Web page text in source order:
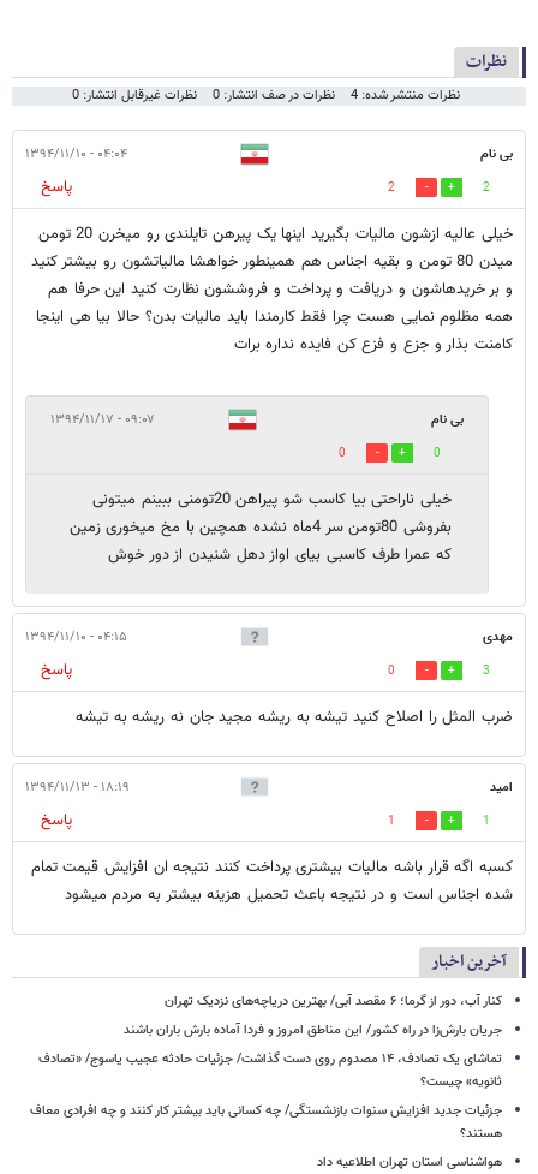
نظرات
نظرات منتشر شده: 4 نظرات در صف انتشار: 0 نظرات غیرقابل انتشار: 0
بی نام ۰۴:۰۴ - ۱۳۹۴/۱۱/۱۰
2
2
پاسخ
خیلی عالیه ازشون مالیات بگیرید اینها یک پیرهن تایلندی رو میخرن 20 تومن
میدن 80 تومن و بقیه اجناس هم همینطور خواهشا مالیاتشون رو بیشتر کنید
و بر خریدهاشون و دریافت و پرداخت و فروششون نظارت کنید این حرفا هم
همه مظلوم نمایی هست چرا فقط کارمندا باید مالیات بدن؟ حالا بیا هی اینجا
کامنت بذار و جزع و فزع کن فایده نداره برات
بی نام ۰۹:۰۷ - ۱۳۹۴/۱۱/۱۷
0
0
خیلی ناراحتی بیا کاسب شو پیراهن 20تومنی ببینم میتونی
بفروشی 80تومن سر 4ماه نشده همچین با مخ میخوری زمین
که عمرا طرف کاسبی بیای اواز دهل شنیدن از دور خوش
مهدی ۰۴:۱۵ - ۱۳۹۴/۱۱/۱۰
3
0
پاسخ
ضرب المثل را اصلاح کنید تیشه به ریشه مجید جان نه ریشه به تیشه
امید ۱۸:۱۹ - ۱۳۹۴/۱۱/۱۳
1
1
پاسخ
کسبه اگه قرار باشه مالیات بیشتری پرداخت کنند نتیجه ان افزایش قیمت تمام
شده اجناس است و در نتیجه باعث تحمیل هزینه بیشتر به مردم میشود
آخرین اخبار
کنار آب، دور از گرما؛ ۶ مقصد آبی/ بهترین دریاچه‌های نزدیک تهران
جریان بارش‌زا در راه کشور/ این مناطق امروز و فردا آماده بارش باران باشند
تماشای یک تصادف، ۱۴ مصدوم روی دست گذاشت/ جزئیات حادثه عجیب یاسوج/ «تصادف
ثانویه» چیست؟
جزئیات جدید افزایش سنوات بازنشستگی/ چه کسانی باید بیشتر کار کنند و چه افرادی معاف
هستند؟
هواشناسی استان تهران اطلاعیه داد